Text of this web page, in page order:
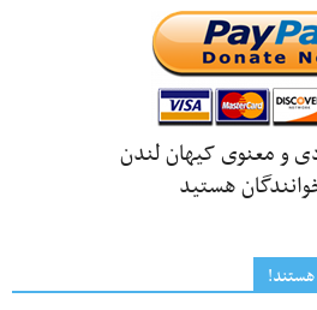
و معنوی کیهان لندن
هستید
هستند!